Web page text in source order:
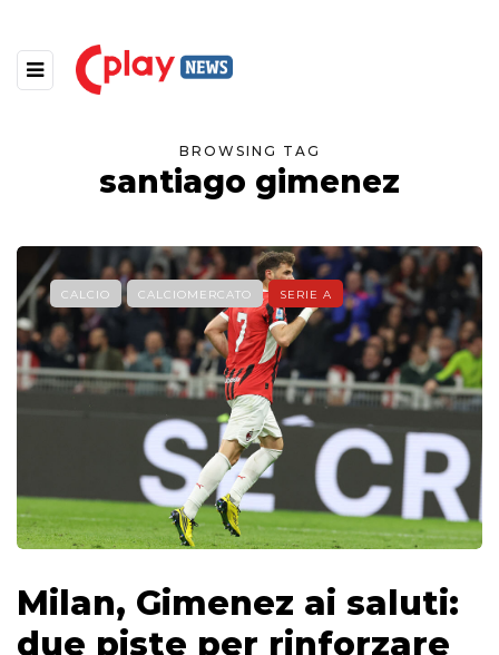
BROWSING TAG
santiago gimenez
CALCIO CALCIOMERCATO SERIE A
Milan, Gimenez ai saluti:
due piste per rinforzare